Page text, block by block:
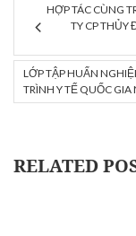
HỢP TÁC CÙNG
TY CP THỦY
LỚP TẬP HUẤN
TRÌNH Y TẾ QUỐC
RELATED